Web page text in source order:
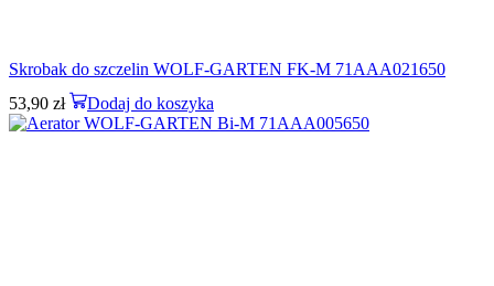
Skrobak do szczelin WOLF-GARTEN FK-M 71AAA021650
53,90 zł Dodaj do koszyka